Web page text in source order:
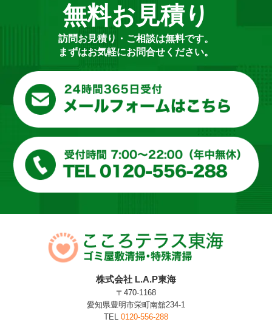
無料お見積り
訪問お見積り・ご相談は無料です。
まずはお気軽にお問合せください。
株式会社 L.A.P東海
〒470-1168
愛知県豊明市栄町南舘234-1
TEL 0120-556-288